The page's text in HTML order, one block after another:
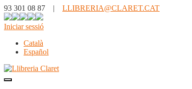
93 301 08 87 | LLIBRERIA@CLARET.CAT
Iniciar sessió
Català
Español